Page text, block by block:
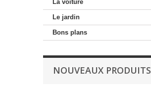
La voiture
Le jardin
Bons plans
NOUVEAUX PRODUITS